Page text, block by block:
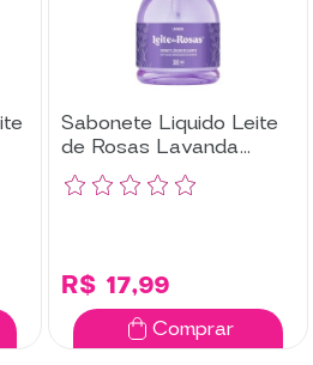
Sabonete Liquido Leite
de Rosas Lavanda
300ML
R$ 17,99
Comprar